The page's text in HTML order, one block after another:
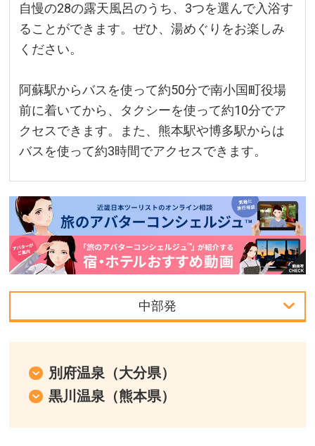
自慢の28の露天風呂のうち、3つを選んで入浴す
ることができます。ぜひ、湯めぐりをお楽しみ
ください。
阿蘇駅からバスを使って約50分で南小国町役場
前に着いてから、タクシーを使って約10分でア
クセスできます。また、熊本駅や博多駅からは
バスを使って約3時間でアクセスできます。
中部発
中部発
関西発
別府温泉（大分県）
黒川温泉（熊本県）